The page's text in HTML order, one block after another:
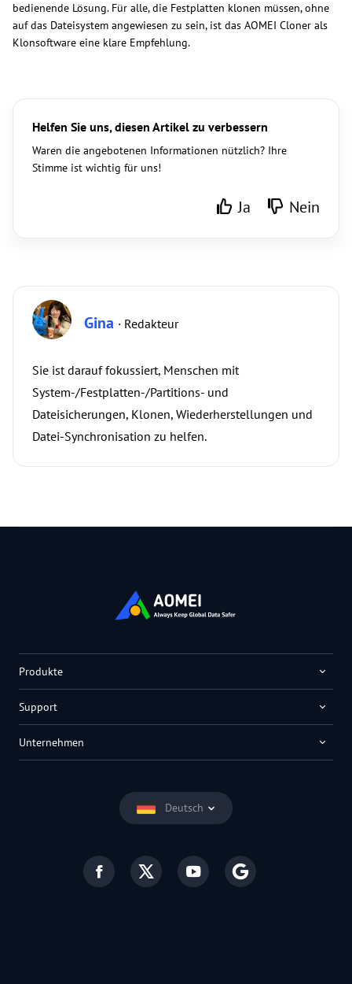
bedienende Lösung. Für alle, die Festplatten klonen müssen, ohne
auf das Dateisystem angewiesen zu sein, ist das AOMEI Cloner als
Klonsoftware eine klare Empfehlung.
Helfen Sie uns, diesen Artikel zu verbessern
Waren die angebotenen Informationen nützlich? Ihre
Stimme ist wichtig für uns!
Ja Nein
Gina · Redakteur
Sie ist darauf fokussiert, Menschen mit
System-/Festplatten-/Partitions- und
Dateisicherungen, Klonen, Wiederherstellungen und
Datei-Synchronisation zu helfen.
Deutsch
Produkte
Support
Unternehmen